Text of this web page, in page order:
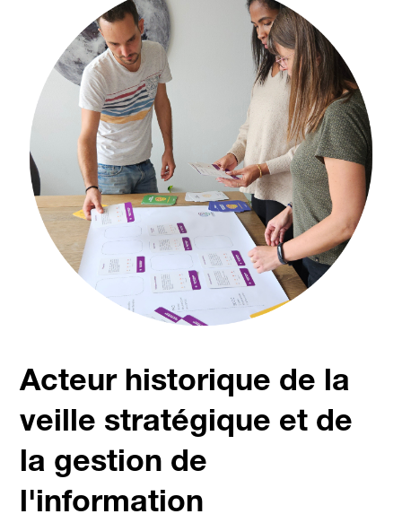
Acteur historique de la
veille stratégique et de
la gestion de
l'information